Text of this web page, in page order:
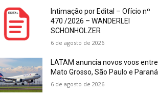
Intimação por Edital – Ofício nº
470 /2026 – WANDERLEI
SCHONHOLZER
6 de agosto de 2026
LATAM anuncia novos voos entre
Mato Grosso, São Paulo e Paraná
6 de agosto de 2026